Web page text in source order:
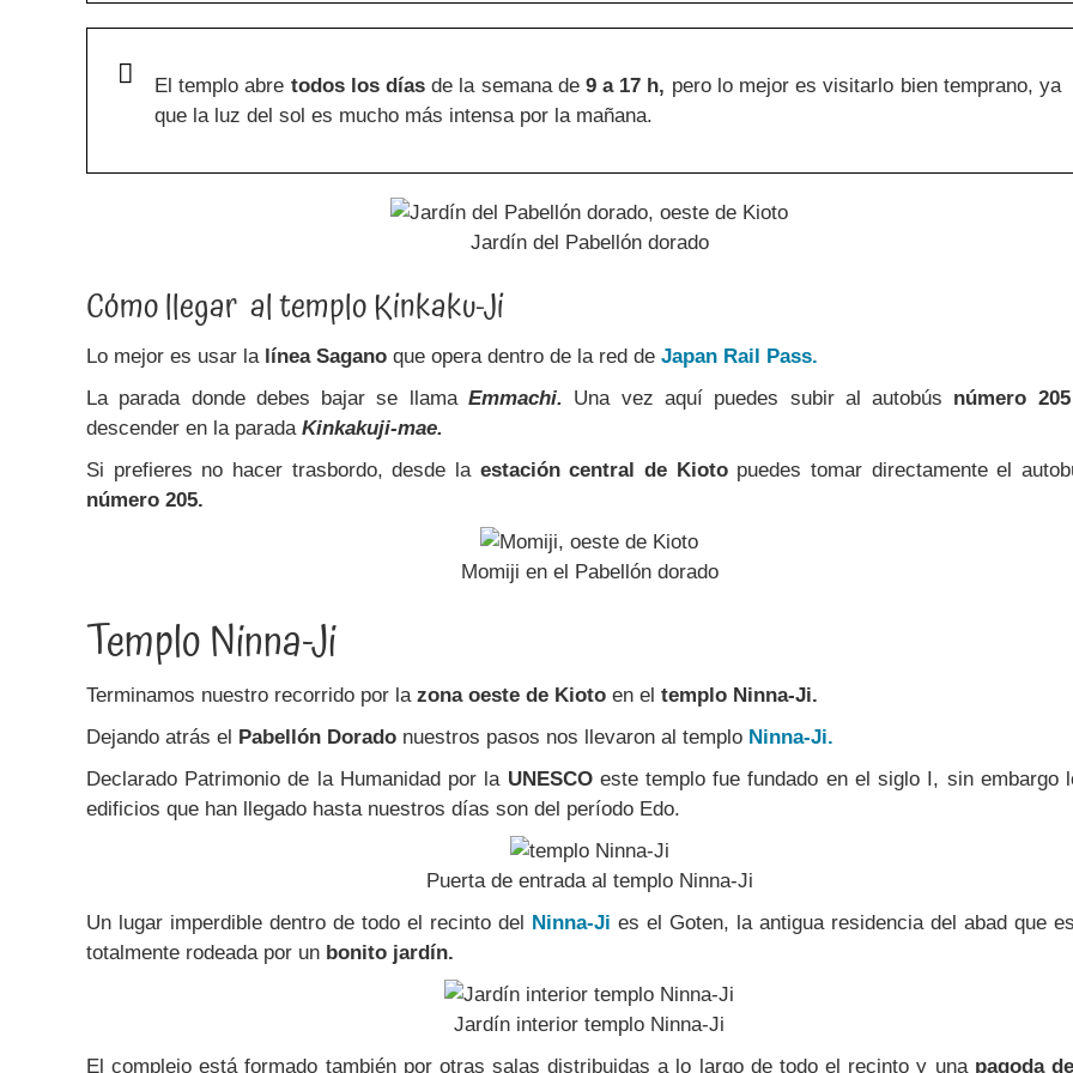
El templo abre todos los díasde la semana de 9 a 17 h, pero lo mejor es visitarlo bien temprano, ya
que la luz del sol es mucho más intensa por la mañana.
Jardín del Pabellón dorado
Cómo llegar al templo Kinkaku-Ji
Lo mejor es usar la línea Sagano que opera dentro de la red de Japan Rail Pass.
La parada donde debes bajar se llamaEmmachi. Una vez aquí puedes subir al autobús número 205
descender en la parada Kinkakuji-mae.
Si prefieres no hacer trasbordo, desde la estación central de Kiotopuedes tomar directamente el
número 205.
Momiji en el Pabellón dorado
Templo Ninna-Ji
Terminamos nuestro recorrido por la zona oeste de Kioto en el templo Ninna-Ji.
Dejando atrás el Pabellón Dorado nuestros pasos nos llevaron al templo Ninna-Ji.
Declarado Patrimonio de la Humanidad por la UNESCOeste templo fue fundado en el siglo I, sin embargo
edificios que han llegado hasta nuestros días son del período Edo.
Puerta de entrada al templo Ninna-Ji
Un lugar imperdible dentro de todo el recinto del Ninna-Ji es el Goten, la antigua residencia del abad que
totalmente rodeada por un bonito jardín.
Jardín interior templo Ninna-Ji
El complejo está formado también por otras salas distribuidas a lo largo de todo el recinto y una pagoda